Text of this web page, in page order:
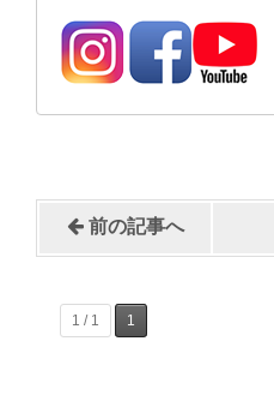
前の記事へ
1 / 1 1